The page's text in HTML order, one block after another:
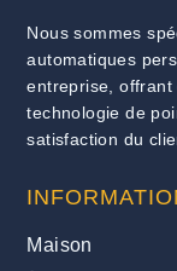
Nous sommes
automatiques
entreprise, offrant
technologie de
satisfaction du
Maison